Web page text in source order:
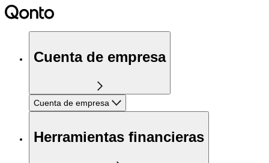
Cuenta de empresa
Cuenta de empresa
Herramientas financieras